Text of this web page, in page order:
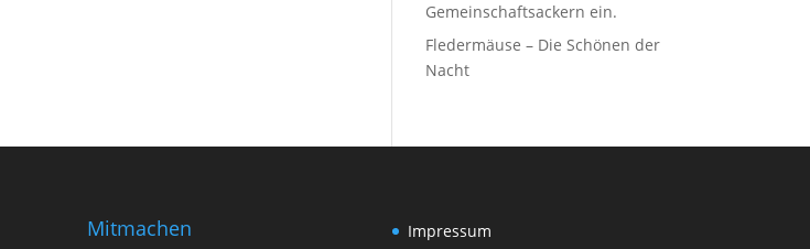
Gemeinschaftsackern ein.
Fledermäuse – Die Schönen der
Nacht
Mitmachen
Impressum